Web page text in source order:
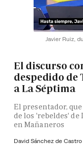
Javier Ruiz,
El discurso
despedido de
a La Séptima
El presentador,
de los 'rebeldes'
en Mañaneros
David Sánchez de Castro